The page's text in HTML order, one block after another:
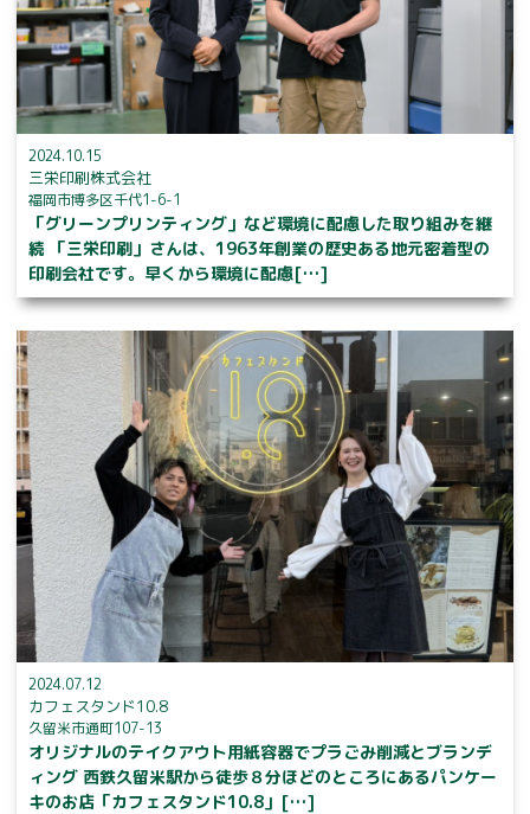
2024.10.15
三栄印刷株式会社
福岡市博多区千代1-6-1
「グリーンプリンティング」など環境に配慮した取り組みを継
続 「三栄印刷」さんは、1963年創業の歴史ある地元密着型の
印刷会社です。早くから環境に配慮[…]
2024.07.12
カフェスタンド10.8
久留米市通町107-13
オリジナルのテイクアウト用紙容器でプラごみ削減とブランデ
ィング 西鉄久留米駅から徒歩８分ほどのところにあるパンケー
キのお店「カフェスタンド10.8」[…]